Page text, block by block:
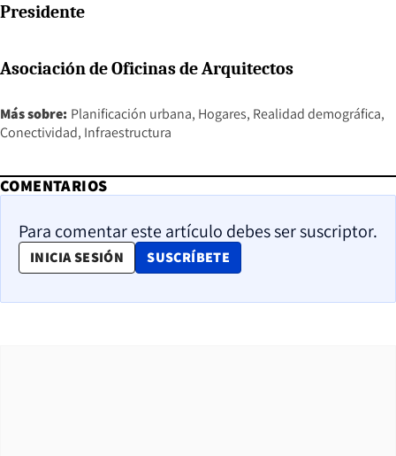
Presidente
Asociación de Oficinas de Arquitectos
Más sobre: Planificación urbana Hogares Realidad demográfica
Conectividad Infraestructura
COMENTARIOS
Para comentar este artículo debes ser suscriptor.
INICIA SESIÓN SUSCRÍBETE
OPENS IN NEW WINDOW